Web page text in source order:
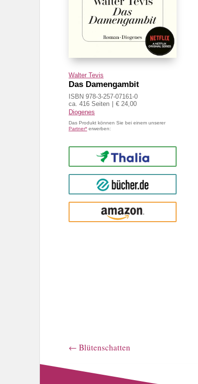
Walter Tevis
Das Damengambit
ISBN 978-3-257-07161-0
ca. 416 Seiten
€ 24,00
Diogenes
Das Produkt können Sie bei einem unserer
Partner* erwerben:
Thalia
buecher.de
Amazon
← Blütenschatten